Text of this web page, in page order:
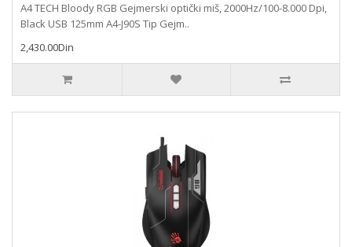
A4 TECH Bloody RGB Gejmerski optički miš, 2000Hz/100-8.000 Dpi,
Black USB 125mm A4-J90S Tip Gejm..
2,430.00Din